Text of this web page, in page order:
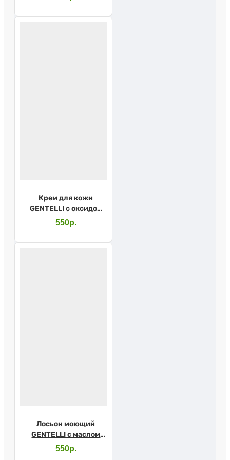
Крем для кожи
GENTELLI с оксидом
цинка 200мл
550р.
Лосьон моющий
GENTELLI с маслом
виноградных
550р.